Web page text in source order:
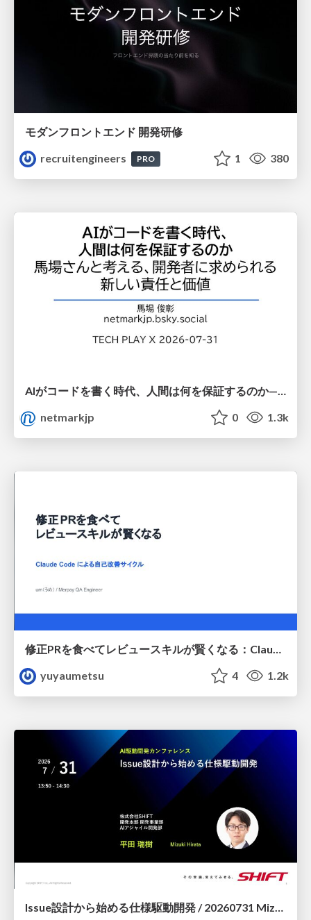
モダンフロントエンド 開発研修
recruitengineers
PRO 1 380
netmarkjp
0 1.3k
修正PRを食べてレビュースキルが賢くなる：Claude Codeによる自己改善サイクル
yuyaumetsu
4 1.2k
Issue設計から始める仕様駆動開発 / 20260731 Mizuki Hirata